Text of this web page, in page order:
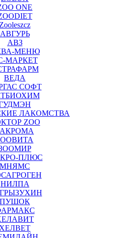
ONE
Zooleszcz
АВГУРЬ
АВЗ
МЕНЮ
МАРКЕТ
ВЕДА
СОФТ
ЛАКОМСТВА
ZOO
ПЛЮС
МНЯМС
НИЛПА
ПУШОК
ХЕЛВЕТ